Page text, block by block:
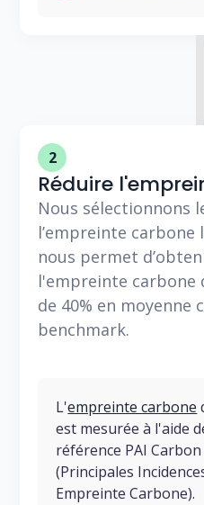
2
Réduire
Nous sélectionnons
l’empreinte carbone
nous permet
l'empreinte carbone
de 40% en moyenne
benchmark.
L'empreinte carbone
est mesurée à l'aide
référence PAI
(Principales
Empreinte Carbone).